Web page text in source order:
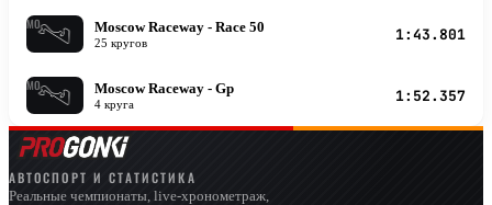
MO Moscow Raceway - Race 50
25 кругов 1:43.801
MO Moscow Raceway - Gp
4 круга 1:52.357
АВТОСПОРТ И СТАТИСТИКА
Реальные чемпионаты, live-хронометраж,